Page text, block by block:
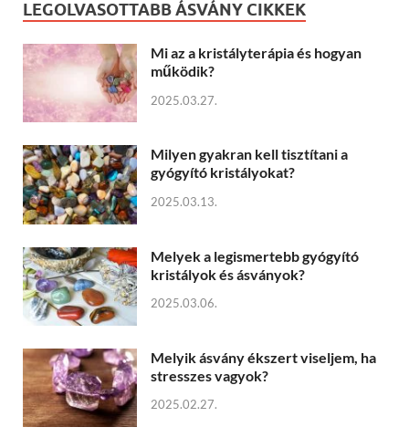
LEGOLVASOTTABB ÁSVÁNY CIKKEK
Mi az a kristályterápia és hogyan
működik?
2025.03.27.
Milyen gyakran kell tisztítani a
gyógyító kristályokat?
2025.03.13.
Melyek a legismertebb gyógyító
kristályok és ásványok?
2025.03.06.
Melyik ásvány ékszert viseljem, ha
stresszes vagyok?
2025.02.27.